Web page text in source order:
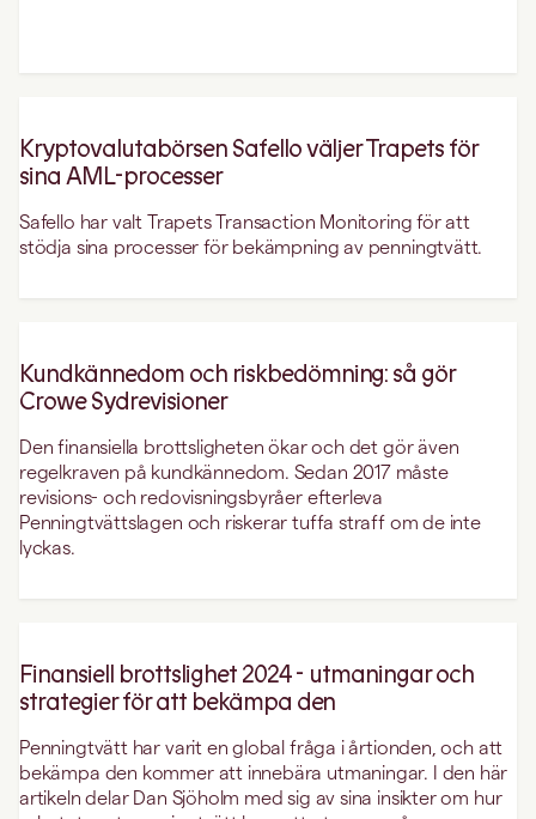
Kryptovalutabörsen Safello väljer Trapets för
sina AML-processer
Safello har valt Trapets Transaction Monitoring för att
stödja sina processer för bekämpning av penningtvätt.
Kundkännedom och riskbedömning: så gör
Crowe Sydrevisioner
Den finansiella brottsligheten ökar och det gör även
regelkraven på kundkännedom. Sedan 2017 måste
revisions- och redovisningsbyråer efterleva
Penningtvättslagen och riskerar tuffa straff om de inte
lyckas.
Finansiell brottslighet 2024 - utmaningar och
strategier för att bekämpa den
Penningtvätt har varit en global fråga i årtionden, och att
bekämpa den kommer att innebära utmaningar. I den här
artikeln delar Dan Sjöholm med sig av sina insikter om hur